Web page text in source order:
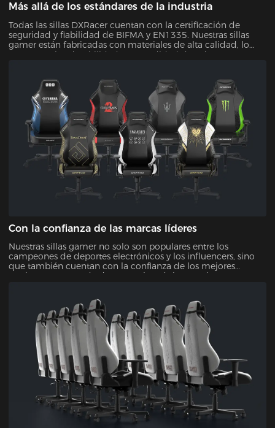
Más allá de los estándares de la industria
Todas las sillas DXRacer cuentan con la certificación de
seguridad y fiabilidad de BIFMA y EN1335. Nuestras sillas
gamer están fabricadas con materiales de alta calidad, lo
que garantiza durabilidad y comodidad duradera. Con
Con la confianza de las marcas líderes
Nuestras sillas gamer no solo son populares entre los
campeones de deportes electrónicos y los influencers, sino
que también cuentan con la confianza de los mejores
equipos y torneos de deportes electrónicos. Varias marcas